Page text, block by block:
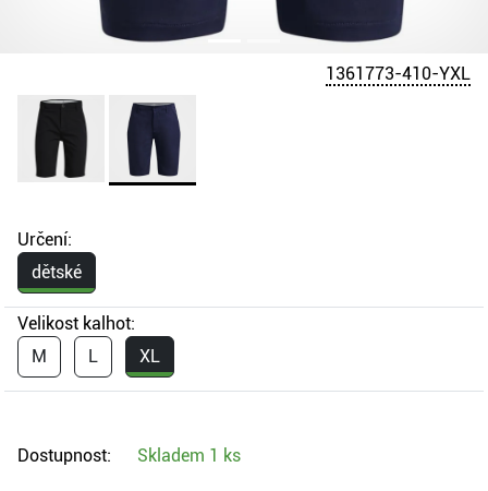
1361773-410-YXL
Určení:
dětské
Velikost kalhot:
M
L XL
Dostupnost: Skladem 1 ks